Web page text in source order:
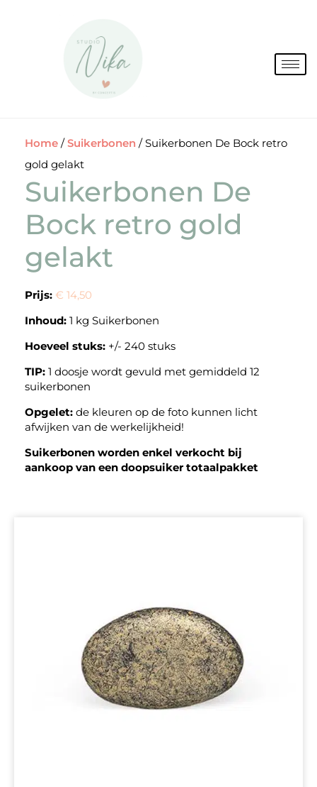
Home /Suikerbonen / Suikerbonen De Bock retro
gold gelakt
Suikerbonen De
Bock retro gold
gelakt
Prijs: € 14,50
Inhoud: 1 kg Suikerbonen
Hoeveel stuks: +/- 240 stuks
TIP: 1 doosje wordt gevuld met gemiddeld 12
suikerbonen
Opgelet: de kleuren op de foto kunnen licht
afwijken van de werkelijkheid!
Suikerbonen worden enkel verkocht bij
aankoop van een doopsuiker totaalpakket